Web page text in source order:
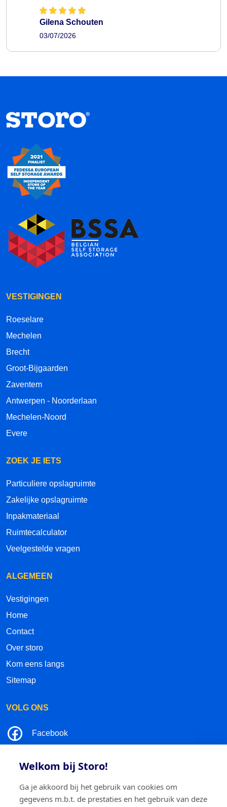
Welkom bij Storo!
Ga je akkoord bij het gebruik van cookies om
gegevens m.b.t. de prestaties en het gebruik van deze
Gilena Schouten
03/07/2026
VESTIGINGEN
Roeselare
Mechelen
Brecht
Groot-Bijgaarden
Zaventem
Antwerpen - Noorderlaan
Mechelen-Noord
Evere
ZOEK JE IETS
Particuliere opslagruimte
Zakelijke opslagruimte
Inpakmateriaal
Ruimtecalculator
Veelgestelde vragen
ALGEMEEN
Vestigingen
Home
Contact
Over storo
Kom eens langs
Sitemap
VOLG ONS
Facebook
TikTok